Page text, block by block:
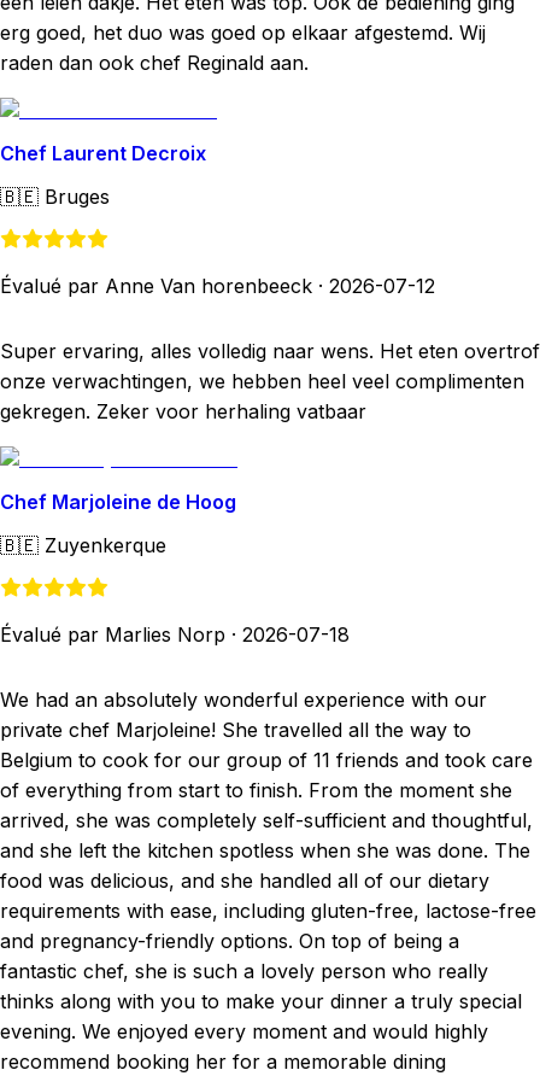
erg goed, het duo was goed op elkaar afgestemd. Wij
raden dan ook chef Reginald aan.
Chef Laurent Decroix
🇧🇪 Bruges
Évalué par Anne Van horenbeeck · 2026-07-12
Super ervaring, alles volledig naar wens. Het eten overtrof
onze verwachtingen, we hebben heel veel complimenten
gekregen. Zeker voor herhaling vatbaar
Chef Marjoleine de Hoog
🇧🇪 Zuyenkerque
Évalué par Marlies Norp · 2026-07-18
We had an absolutely wonderful experience with our
private chef Marjoleine! She travelled all the way to
Belgium to cook for our group of 11 friends and took care
of everything from start to finish. From the moment she
arrived, she was completely self-sufficient and thoughtful,
and she left the kitchen spotless when she was done. The
food was delicious, and she handled all of our dietary
requirements with ease, including gluten-free, lactose-free
and pregnancy-friendly options. On top of being a
fantastic chef, she is such a lovely person who really
thinks along with you to make your dinner a truly special
evening. We enjoyed every moment and would highly
recommend booking her for a memorable dining